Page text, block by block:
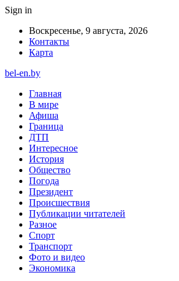
Sign in
Воскресенье, 9 августа, 2026
Контакты
Карта
bel-en.by
Главная
В мире
Афиша
Граница
ДТП
Интересное
История
Общество
Погода
Президент
Происшествия
Публикации читателей
Разное
Спорт
Транспорт
Фото и видео
Экономика